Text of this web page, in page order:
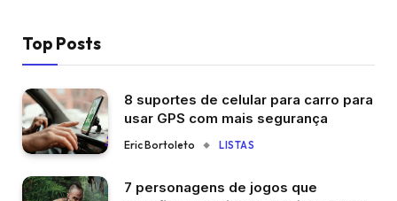
Top Posts
8 suportes de celular para carro para
usar GPS com mais segurança
Eric Bortoleto LISTAS
7 personagens de jogos que